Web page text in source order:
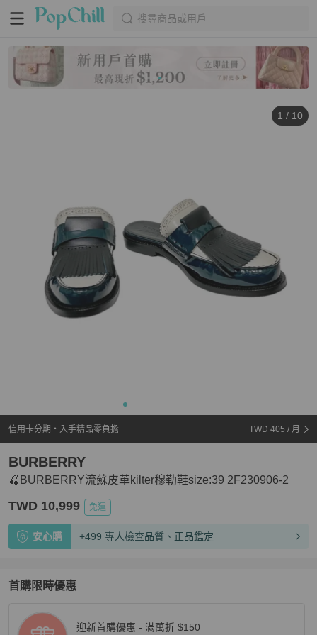
搜尋商品或用戶
1 / 10
信用卡分期・入手精品零負擔 TWD 405 / 月
🍒BURBERRY流蘇皮革kilter穆勒鞋size:39 2F230906-2
BURBERRY
TWD 10,999 免運
安心購 +499 專人檢查品質、正品鑑定
首購限時優惠
迎新首購優惠 - 滿萬折 $150